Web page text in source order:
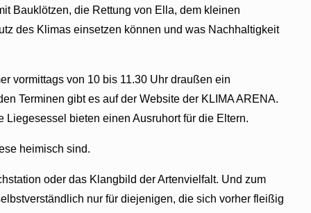
Bauklötzen, die Rettung von Ella, dem kleinen
des Klimas einsetzen können und was Nachhaltigkeit
vormittags von 10 bis 11.30 Uhr draußen ein
Terminen gibt es auf der Website der KLIMA ARENA.
Liegesessel bieten einen Ausruhort für die Eltern.
heimisch sind.
oder das Klangbild der Artenvielfalt. Und zum
nur für diejenigen, die sich vorher fleißig